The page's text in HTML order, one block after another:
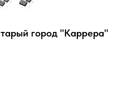
город "Каррера"